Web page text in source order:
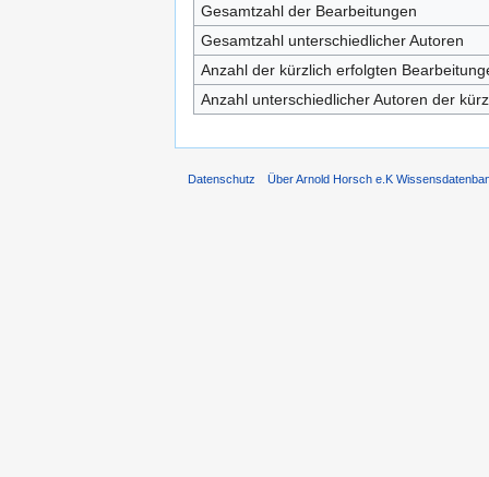
Gesamtzahl der Bearbeitungen
Gesamtzahl unterschiedlicher Autoren
Anzahl der kürzlich erfolgten
Anzahl unterschiedlicher Autoren der
Datenschutz Über Arnold Horsch e.K